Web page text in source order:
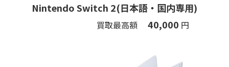
Nintendo Switch 2(日本語・国内専用)
買取最高額 40,000 円